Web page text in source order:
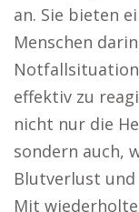
an. Sie bieten
Menschen
effektiv zu
nicht nur die
sondern auch,
Blutverlust
Mit